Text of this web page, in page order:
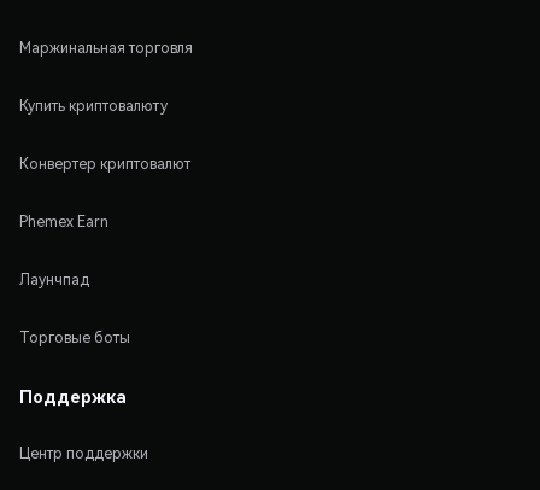
Маржинальная торговля
Купить криптовалюту
Конвертер криптовалют
Phemex Earn
Лаунчпад
Торговые боты
Поддержка
Центр поддержки